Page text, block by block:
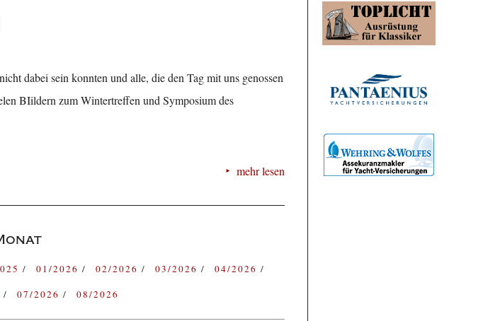
dabei sein konnten und alle, die den Tag mit uns genossen
BIildern zum Wintertreffen und Symposium des
mehr lesen
01/2026 02/2026 03/2026
04/2026
07/2026 08/2026